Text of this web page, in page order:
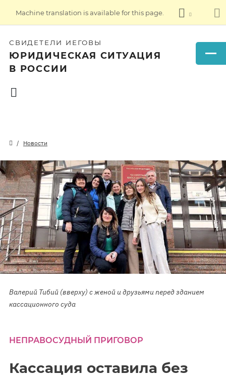
Machine translation is available for this page.
СВИДЕТЕЛИ ИЕГОВЫ
ЮРИДИЧЕСКАЯ СИТУАЦИЯ
В РОССИИ
Новости
Валерий Тибий (вверху) с женой и друзьями перед зданием
кассационного суда
НЕПРАВОСУДНЫЙ ПРИГОВОР
Кассация оставила без